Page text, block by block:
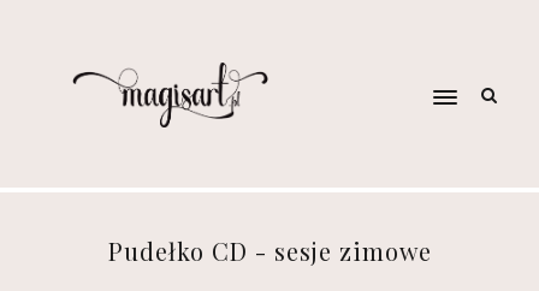
Pudełko CD - sesje zimowe